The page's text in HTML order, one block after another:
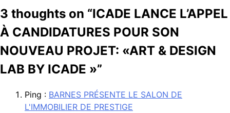
3 thoughts on “ICADE LANCE L’APPEL
À CANDIDATURES POUR SON
NOUVEAU PROJET: «ART & DESIGN
LAB BY ICADE »”
Ping : BARNES PRÉSENTE LE SALON DE
L'IMMOBILIER DE PRESTIGE